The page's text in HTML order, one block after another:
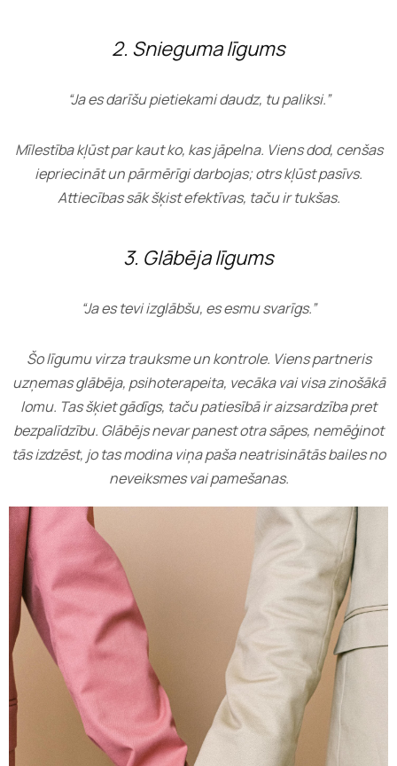
2. Snieguma līgums
“Ja es darīšu pietiekami daudz, tu paliksi.”
Mīlestība kļūst par kaut ko, kas jāpelna. Viens dod, cenšas
iepriecināt un pārmērīgi darbojas; otrs kļūst pasīvs.
Attiecības sāk šķist efektīvas, taču ir tukšas.
3. Glābēja līgums
“Ja es tevi izglābšu, es esmu svarīgs.”
Šo līgumu virza trauksme un kontrole. Viens partneris
uzņemas glābēja, psihoterapeita, vecāka vai visa zinošākā
lomu. Tas šķiet gādīgs, taču patiesībā ir aizsardzība pret
bezpalīdzību. Glābējs nevar panest otra sāpes, nemēģinot
tās izdzēst, jo tas modina viņa paša neatrisinātās bailes no
neveiksmes vai pamešanas.